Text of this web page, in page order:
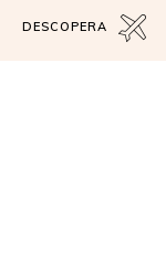
DESCOPERA